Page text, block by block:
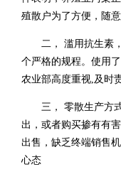
殖散户为了方便，随
二， 滥用抗生素，
个严格的规程。使用
农业部高度重视,及时
三， 零散生产方式
出，或者购买掺有有
出售，缺乏终端销售
心态